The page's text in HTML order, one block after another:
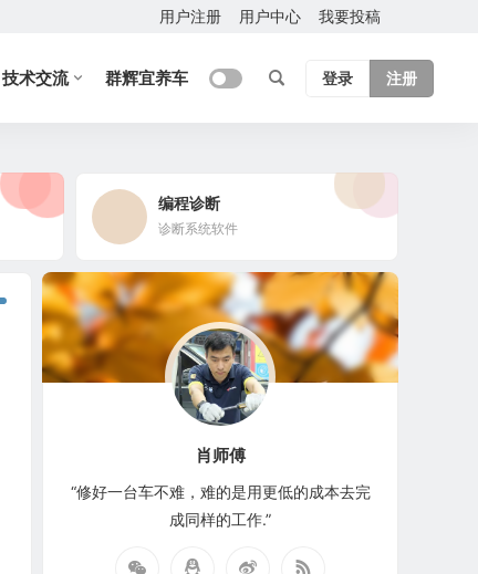
用户注册 用户中心 我要投稿
技术交流 群辉宜养车 登录 注册
编程诊断
诊断系统软件
肖师傅
“修好一台车不难，难的是用更低的成本去完
成同样的工作.”